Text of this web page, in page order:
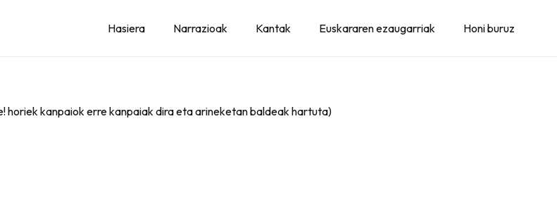
Hasiera Narrazioak Kantak Euskararen ezaugarriak Honi buruz
horiek kanpaiok erre kanpaiak dira eta arineketan baldeak hartuta)